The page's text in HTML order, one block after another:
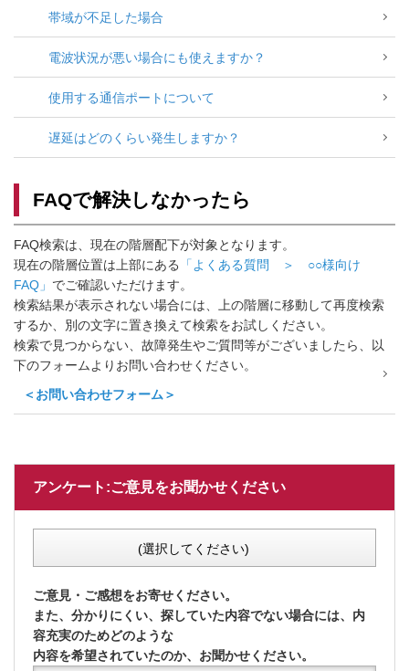
帯域が不足した場合
電波状況が悪い場合にも使えますか？
使用する通信ポートについて
遅延はどのくらい発生しますか？
FAQで解決しなかったら
FAQ検索は、現在の階層配下が対象となります。
現在の階層位置は上部にある
「よくある質問 ＞ ○○様向け
FAQ」 でご確認いただけます。
検索結果が表示されない場合には、上の階層に移動して再度検索
するか、別の文字に置き換えて検索をお試しください。
検索で見つからない、故障発生やご質問等がございましたら、以
下のフォームよりお問い合わせください。
＜お問い合わせフォーム＞
アンケート:ご意見をお聞かせください
(選択してください)
ご意見・ご感想をお寄せください。
また、分かりにくい、探していた内容でない場合には、内
容充実のためどのような
内容を希望されていたのか、お聞かせください。